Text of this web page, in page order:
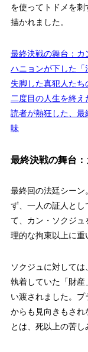
を使ってトドメを
描かれました。
最終決戦の舞台：
ハニョンが下した
失脚した真犯人た
二度目の人生を終
読者が熱狂した、
味
最終決戦の舞台
最終回の法廷シー
ず、一人の証人とし
て、カン・ソクジ
理的な拘束以上に重
ソクジュに対して
執着していた「財
い渡されました。
からも見向きもされ
とは、死以上の苦し